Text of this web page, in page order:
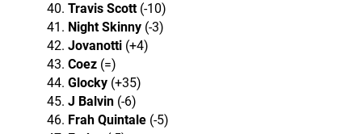
Travis Scott (-10)
Night Skinny (-3)
Jovanotti(+4)
Coez(=)
Glocky(+35)
J Balvin(-6)
Frah Quintale(-5)